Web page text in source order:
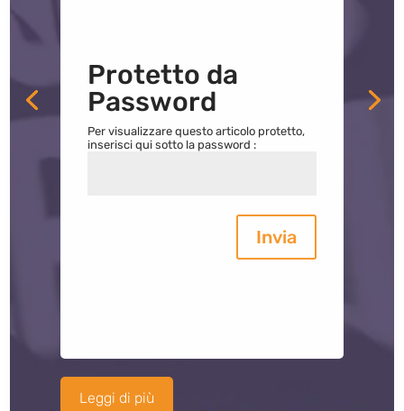
Protetto da
Password
Per visualizzare questo articolo protetto,
inserisci qui sotto la password :
Invia
Leggi di più